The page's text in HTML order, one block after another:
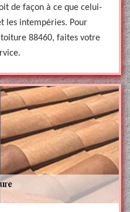
de façon à ce que celui-
les intempéries. Pour
88460, faites votre